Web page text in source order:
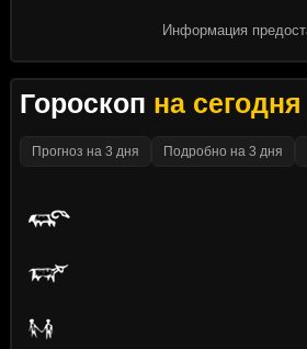
Информация
Гороскоп на сегодня
Прогноз на 3 дня Подробно на 3 дня